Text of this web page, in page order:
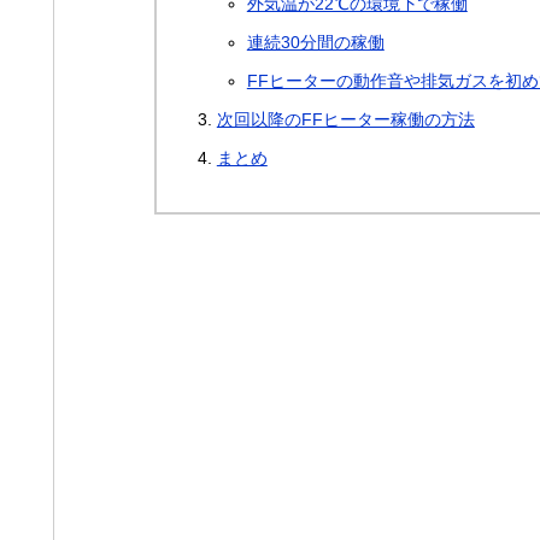
連続30分間の稼働
FFヒーターの動作音や排気ガスを初
次回以降のFFヒーター稼働の方法
まとめ